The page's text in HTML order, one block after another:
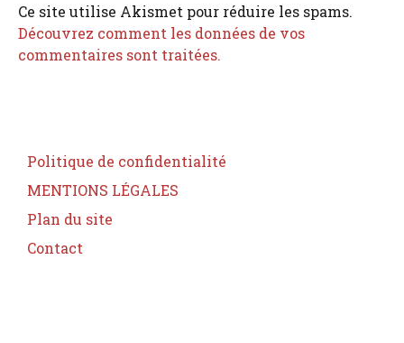
Ce site utilise Akismet pour réduire les spams.
Découvrez comment les données de vos
commentaires sont traitées.
Politique de confidentialité
MENTIONS LÉGALES
Plan du site
Contact